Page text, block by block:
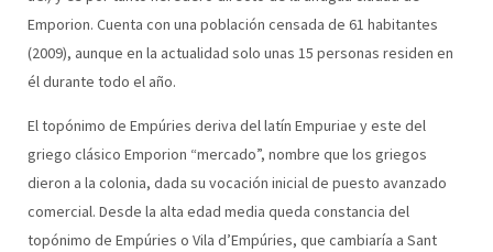
Emporion. Cuenta con una población censada de 61 habitantes
(2009), aunque en la actualidad solo unas 15 personas residen en
él durante todo el año.
El topónimo de Empúries deriva del latín Empuriae y este del
griego clásico Emporion “mercado”, nombre que los griegos
dieron a la colonia, dada su vocación inicial de puesto avanzado
comercial. Desde la alta edad media queda constancia del
topónimo de Empúries o Vila d’Empúries, que cambiaría a Sant